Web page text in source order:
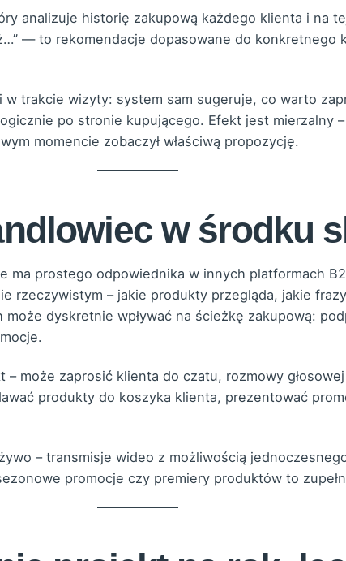
analizuje historię zakupową każdego klienta i na
— to rekomendacje dopasowane do konkretnego
trakcie wizyty: system sam sugeruje, co warto
po stronie kupującego. Efekt jest mierzalny
momencie zobaczył właściwą propozycję.
w środku
ma prostego odpowiednika w innych platformach
rzeczywistym – jakie produkty przegląda, jakie
dyskretnie wpływać na ścieżkę zakupową:
może zaprosić klienta do czatu, rozmowy
produkty do koszyka klienta, prezentować
– transmisje wideo z możliwością
promocje czy premiery produktów to